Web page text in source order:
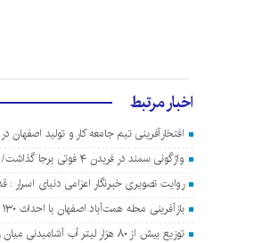
اخبار مرتبط
افتخارآفرینی تیم جامعه کار و تولید اصفهان
واژگونی سمند در فریدن ۴ فوتی برجا گذاشت/ خواب‌آلودگی راننده حادثه‌ساز شد
روایت تصویری خبرنگار اعزامی دنیای اسرار :
بازآفرینی محله همت‌آباد اصفهان با احداث ۱۳۰ واحد مسکونی جدید آغاز می‌شود
توزیع بیش از ۸۰ هزار لیتر آب آشامیدنی میان زائران مراسم پیاده‌روی جاماندگان اربعین در اصفهان